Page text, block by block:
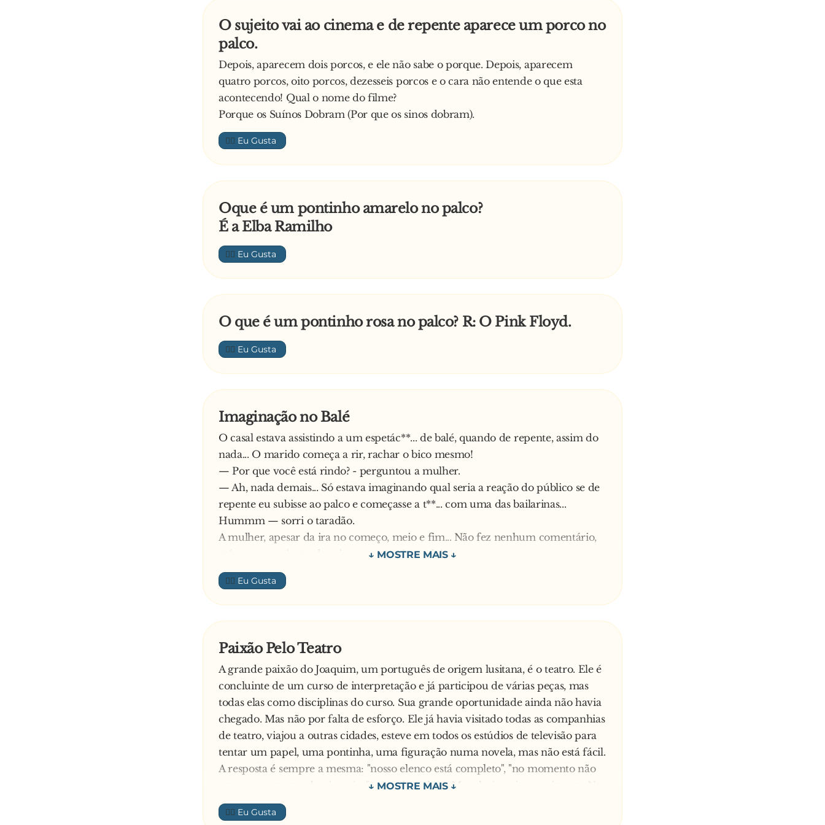
O sujeito vai ao cinema e de repente aparece um porco no
palco.
Depois, aparecem dois porcos, e ele não sabe o porque. Depois, aparecem
quatro porcos, oito porcos, dezesseis porcos e o cara não entende o que esta
acontecendo! Qual o nome do filme?
Porque os Suínos Dobram (Por que os sinos dobram).
👍🏼
Oque é um pontinho amarelo no palco?
É a Elba Ramilho
👍🏼
O que é um pontinho rosa no palco? R: O Pink Floyd.
👍🏼
Imaginação no Balé
O casal estava assistindo a um espetác**... de balé, quando de repente, assim do
nada... O marido começa a rir, rachar o bico mesmo!
— Por que você está rindo? - perguntou a mulher.
— Ah, nada demais... Só estava imaginando qual seria a reação do público se de
repente eu subisse ao palco e começasse a t**... com uma das bailarinas...
Hummm — sorri o taradão.
A mulher, apesar da ira no começo, meio e fim... Não fez nenhum comentário,
até que um minuto depois começa a rir também.
— Ué, por que você está rindo agora? - pergunta o marido, curioso.
— Ah, nada demais... Há, há, há... Estou só imaginando o que você iria fazer se o
público pedisse bis!
👍🏼
Paixão Pelo Teatro
A grande paixão do Joaquim, um português de origem lusitana, é o teatro. Ele é
concluinte de um curso de interpretação e já participou de várias peças, mas
todas elas como disciplinas do curso. Sua grande oportunidade ainda não havia
chegado. Mas não por falta de esforço. Ele já havia visitado todas as companhias
de teatro, viajou a outras cidades, esteve em todos os estúdios de televisão para
tentar um papel, uma pontinha, uma figuração numa novela, mas não está fácil.
A resposta é sempre a mesma: "nosso elenco está completo", "no momento não
estamos contratando ninguém", essas desculpas. Mas ele é muito persistente. No
dia seguinte, na outra semana, no outro mês lá está ele de novo, mais uma
tentativa, mais uma conversa, mais uma esperança. "Quem sabe não é hoje?"
👍🏼